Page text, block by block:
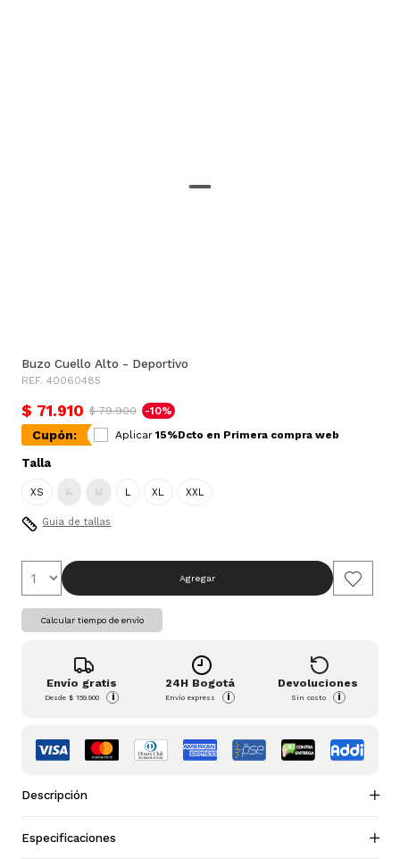
Buzo Cuello Alto - Deportivo
REF. 40060485
$ 71.910 $ 79.900 -10%
Cupón: Aplicar 15%Dcto en Primera compra web
Talla
XS S M L XL XXL
Guia de tallas
Agregar
Calcular tiempo de envío
Envío gratis
Desde$ 159.900 i
24H Bogotá
Envío express i
Devoluciones
Sin costo i
Descripción
Especificaciones